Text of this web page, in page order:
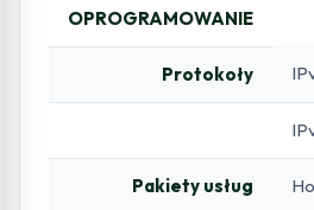
OPROGRAMOWANIE
Protokoły
Pakiety usług